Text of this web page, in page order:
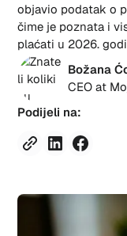
objavio podatak o
čime je poznata i
plaćati u 2026.
Božana
CEO at
Podijeli na: